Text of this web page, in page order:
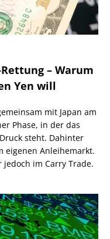
– Warum
Yen will
mit Japan am
Phase, in der das
steht. Dahinter
eigenen Anleihemarkt.
im Carry Trade.